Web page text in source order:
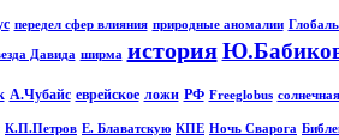
передел сфер влияния природные аномалии
Давида ширма история
А.Чубайс еврейское ложи РФ Freeglobus
К.П.Петров Е. Блаватскую КПЕ Ночь Сварога